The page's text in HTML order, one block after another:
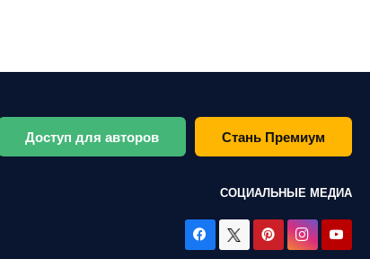
Доступ для авторов Стань Премиум
СОЦИАЛЬНЫЕ МЕДИА